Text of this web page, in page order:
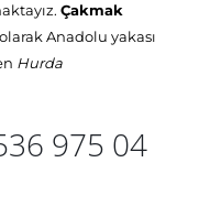
Çakmak
Anadolu yakası
Hurda
975 04